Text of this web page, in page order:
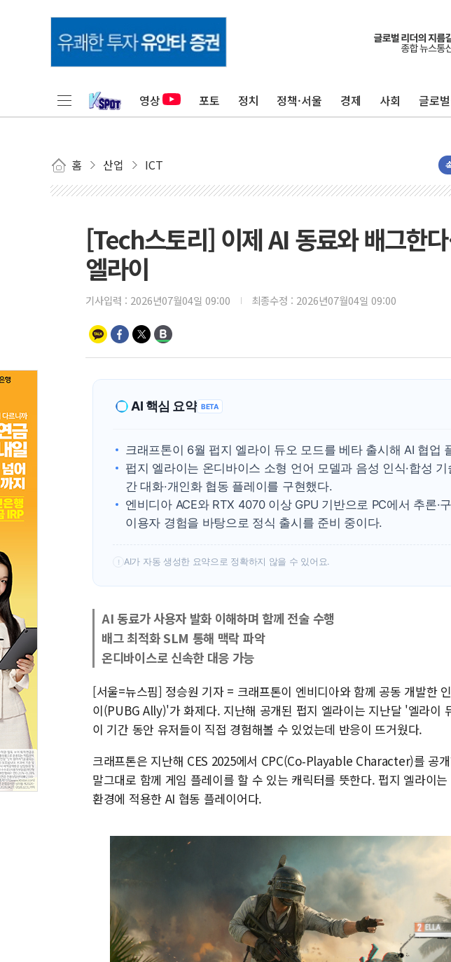
영상 포토 정치 정책·서울 경제 사회 글로
홈 산업 ICT
[Tech스토리] 이제 AI 동료와 배그한
엘라이
기사입력 : 2026년07월04일 09:00 최종수정 : 2026년07월04일 09:00
AI 핵심 요약 BETA
크래프톤이 6월 펍지 엘라이 듀오 모드를 베타 출시해 AI 협업
펍지 엘라이는 온디바이스 소형 언어 모델과 음성 인식·합성 기
간 대화·개인화 협동 플레이를 구현했다.
엔비디아 ACE와 RTX 4070 이상 GPU 기반으로 PC에서 추론·
이용자 경험을 바탕으로 정식 출시를 준비 중이다.
! AI가 자동 생성한 요약으로 정확하지 않을 수 있어요.
AI 동료가 사용자 발화 이해하며 함께 전술 수행
배그 최적화 SLM 통해 맥락 파악
온디바이스로 신속한 대응 가능
[서울=뉴스핌] 정승원 기자 = 크래프톤이 엔비디아와 함께 공동 개발한
이(PUBG Ally)'가 화제다. 지난해 공개된 펍지 엘라이는 지난달 '엘라이
이 기간 동안 유저들이 직접 경험해볼 수 있었는데 반응이 뜨거웠다.
크래프톤은 지난해 CES 2025에서 CPC(Co‑Playable Character)를 공
말그대로 함께 게임 플레이를 할 수 있는 캐릭터를 뜻한다. 펍지 엘라이
환경에 적용한 AI 협동 플레이어다.